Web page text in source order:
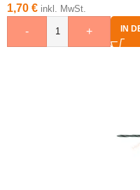
1,70 € inkl. MwSt.
- + IN